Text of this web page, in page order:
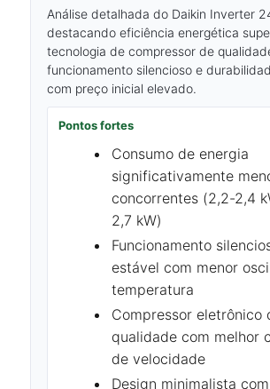
Análise detalhada do Daikin Inverter
destacando eficiência energética
tecnologia de compressor de
funcionamento silencioso e
com preço inicial elevado.
Pontos fortes
Consumo de energia
significativamente
concorrentes (2,2-2,4
2,7 kW)
Funcionamento
estável com menor
temperatura
Compressor eletrônico
qualidade com melhor
de velocidade
Design minimalista